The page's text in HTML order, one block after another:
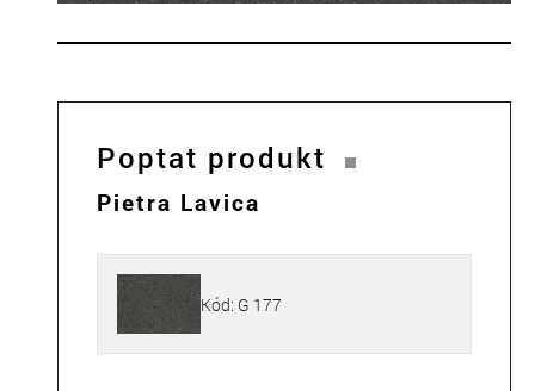
Poptat produkt
Pietra Lavica
Kód: G 177